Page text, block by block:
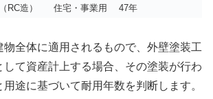
RC造）
住宅・事業用 47年
物全体に適用されるもので、外壁塗装工
して資産計上する場合、その塗装が行わ
途に基づいて耐用年数を判断します。